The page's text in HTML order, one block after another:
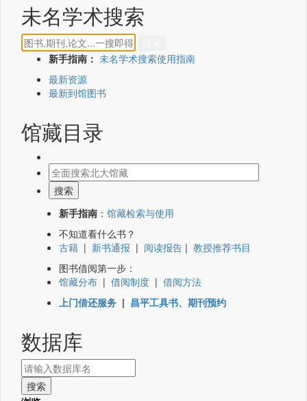
未名学术搜索
新手指南： 未名学术搜索使用指南
最新资源
最新到馆图书
馆藏目录
新手指南 ： 馆藏检索与使用
不知道看什么书？
古籍 | 新书通报 | 阅读报告 | 教授推荐书目
图书借阅第一步：
馆藏分布 | 借阅制度 | 借阅方法
上门借还服务 | 昌平工具书、期刊预约
数据库